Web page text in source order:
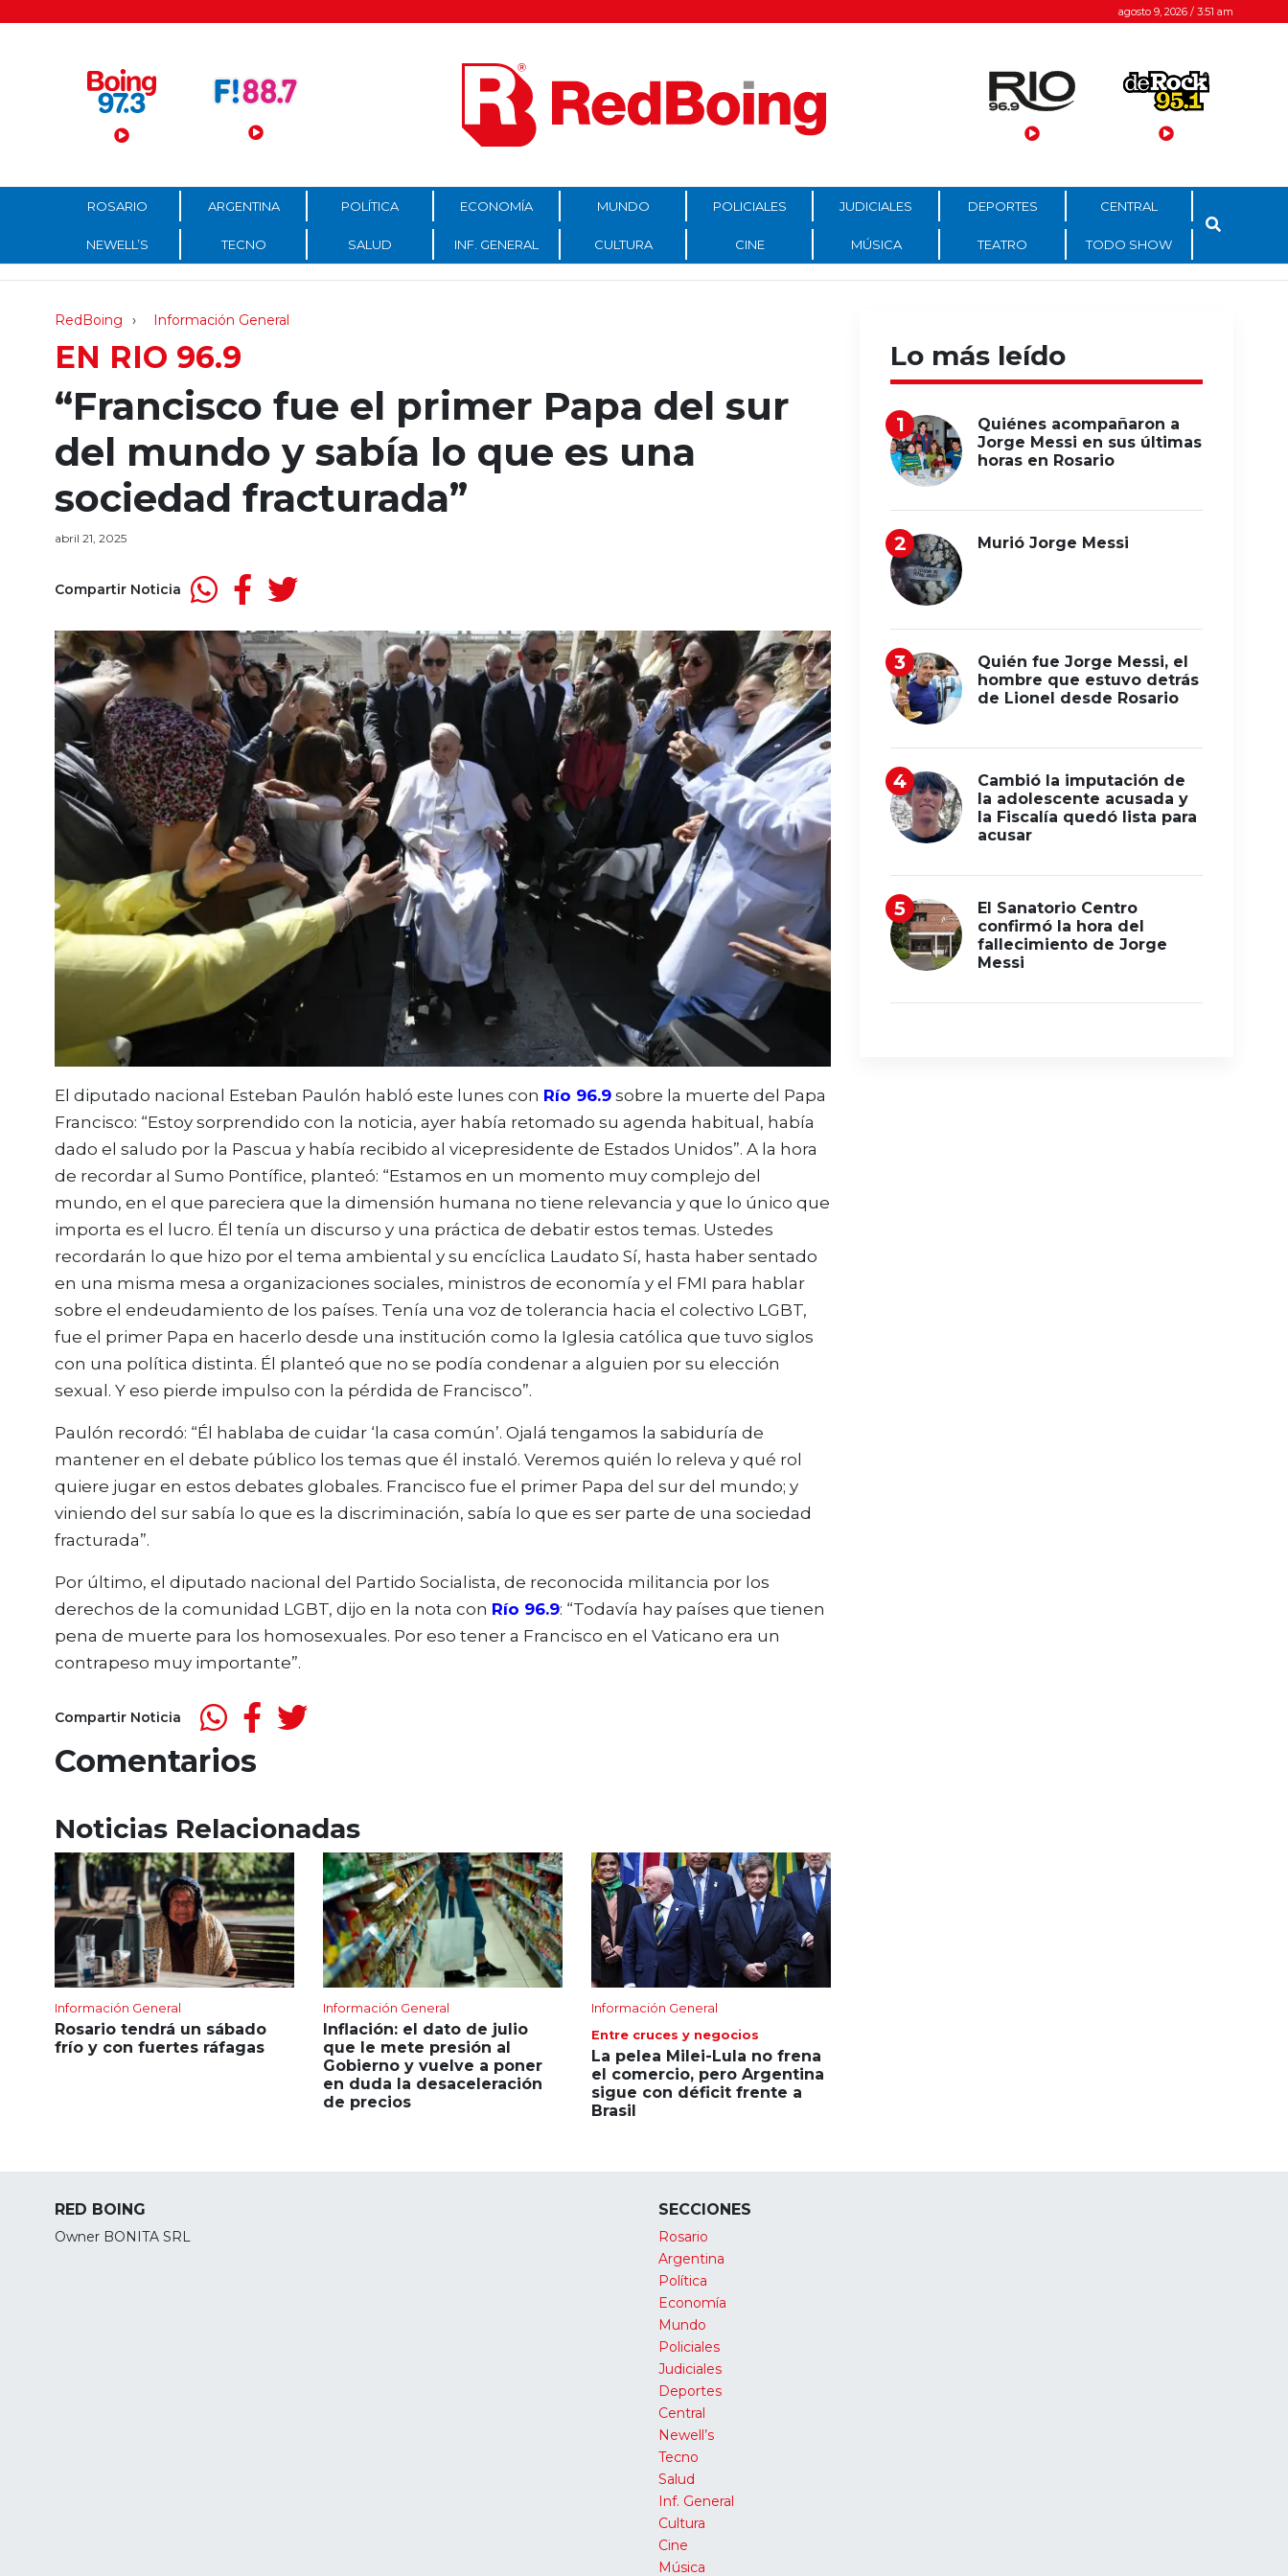
Menú Principal agosto 9, 2026 / 3:51 am
ROSARIO ARGENTINA POLÍTICA ECONOMÍA MUNDO POLICIALES JUDICIALES DEPORTES CENTRAL
NEWELL’S TECNO SALUD INF. GENERAL CULTURA CINE MÚSICA TEATRO TODO SHOW
RedBoing Información General
EN RIO 96.9
“Francisco fue el primer Papa del sur
del mundo y sabía lo que es una
sociedad fracturada”
abril 21, 2025
Compartir Noticia
El diputado nacional Esteban Paulón habló este lunes con Río 96.9 sobre la muerte del Papa
Francisco: “Estoy sorprendido con la noticia, ayer había retomado su agenda habitual, había
dado el saludo por la Pascua y había recibido al vicepresidente de Estados Unidos”. A la hora
de recordar al Sumo Pontífice, planteó: “Estamos en un momento muy complejo del
mundo, en el que pareciera que la dimensión humana no tiene relevancia y que lo único que
importa es el lucro. Él tenía un discurso y una práctica de debatir estos temas. Ustedes
recordarán lo que hizo por el tema ambiental y su encíclica Laudato Sí, hasta haber sentado
en una misma mesa a organizaciones sociales, ministros de economía y el FMI para hablar
sobre el endeudamiento de los países. Tenía una voz de tolerancia hacia el colectivo LGBT,
fue el primer Papa en hacerlo desde una institución como la Iglesia católica que tuvo siglos
con una política distinta. Él planteó que no se podía condenar a alguien por su elección
sexual. Y eso pierde impulso con la pérdida de Francisco”.
Paulón recordó: “Él hablaba de cuidar ‘la casa común’. Ojalá tengamos la sabiduría de
mantener en el debate público los temas que él instaló. Veremos quién lo releva y qué rol
quiere jugar en estos debates globales. Francisco fue el primer Papa del sur del mundo; y
viniendo del sur sabía lo que es la discriminación, sabía lo que es ser parte de una sociedad
fracturada”.
Por último, el diputado nacional del Partido Socialista, de reconocida militancia por los
derechos de la comunidad LGBT, dijo en la nota con Río 96.9: “Todavía hay países que tienen
pena de muerte para los homosexuales. Por eso tener a Francisco en el Vaticano era un
contrapeso muy importante”.
Compartir Noticia
Comentarios
Noticias Relacionadas
Información General
Rosario tendrá un sábado
frío y con fuertes ráfagas
Información General
Inflación: el dato de julio
que le mete presión al
Gobierno y vuelve a poner
en duda la desaceleración
de precios
Información General
Entre cruces y negocios
La pelea Milei-Lula no frena
el comercio, pero Argentina
sigue con déficit frente a
Brasil
Lo más leído
Quiénes acompañaron a
Jorge Messi en sus últimas
horas en Rosario
Murió Jorge Messi
Quién fue Jorge Messi, el
hombre que estuvo detrás
de Lionel desde Rosario
Cambió la imputación de
la adolescente acusada y
la Fiscalía quedó lista para
acusar
El Sanatorio Centro
confirmó la hora del
fallecimiento de Jorge
Messi
RED BOING
Owner BONITA SRL
SECCIONES
Rosario
Argentina
Política
Economía
Mundo
Policiales
Judiciales
Deportes
Central
Newell’s
Tecno
Salud
Inf. General
Cultura
Cine
Música